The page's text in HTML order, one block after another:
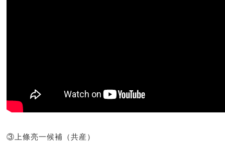
③上條亮一候補（共産）